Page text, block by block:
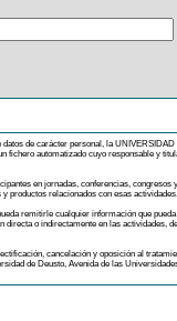
datos de carácter personal, la UNIVERSIDAD
fichero automatizado cuyo responsable y
en jornadas, conferencias, congresos
productos relacionados con esas actividades.
remitirle cualquier información que
directa o indirectamente en las actividades,
cancelación y oposición al
de Deusto, Avenida de las